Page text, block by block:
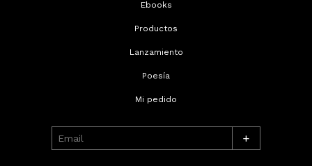
Ebooks
Productos
Lanzamiento
Poesía
Mi pedido
+